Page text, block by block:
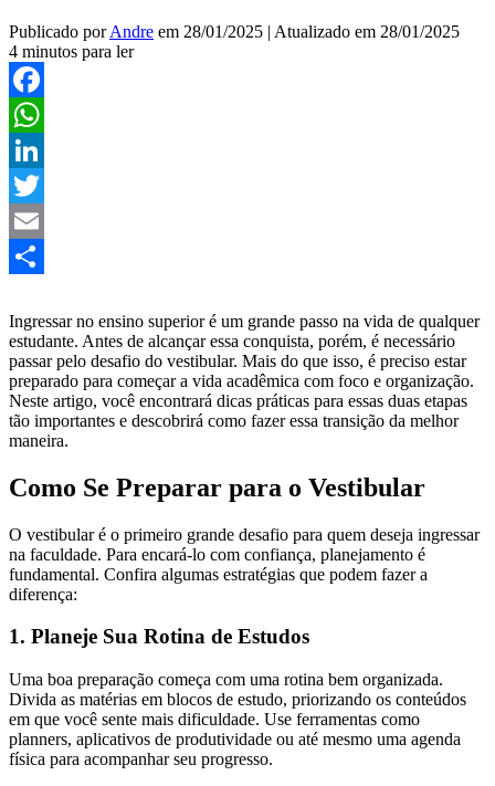
Publicado porAndre em 28/01/2025 | Atualizado em 28/01/2025
4 minutos para ler
Facebook
WhatsApp
LinkedIn
Twitter
Email
Ingressar no ensino superior é um grande passo na vida de qualquer
estudante. Antes de alcançar essa conquista, porém, é necessário
passar pelo desafio do vestibular. Mais do que isso, é preciso estar
preparado para começar a vida acadêmica com foco e organização.
Neste artigo, você encontrará dicas práticas para essas duas etapas
tão importantes e descobrirá como fazer essa transição da melhor
maneira.
Como Se Preparar para o Vestibular
O vestibular é o primeiro grande desafio para quem deseja ingressar
na faculdade. Para encará-lo com confiança, planejamento é
fundamental. Confira algumas estratégias que podem fazer a
diferença:
1. Planeje Sua Rotina de Estudos
Uma boa preparação começa com uma rotina bem organizada.
Divida as matérias em blocos de estudo, priorizando os conteúdos
em que você sente mais dificuldade. Use ferramentas como
planners, aplicativos de produtividade ou até mesmo uma agenda
física para acompanhar seu progresso.